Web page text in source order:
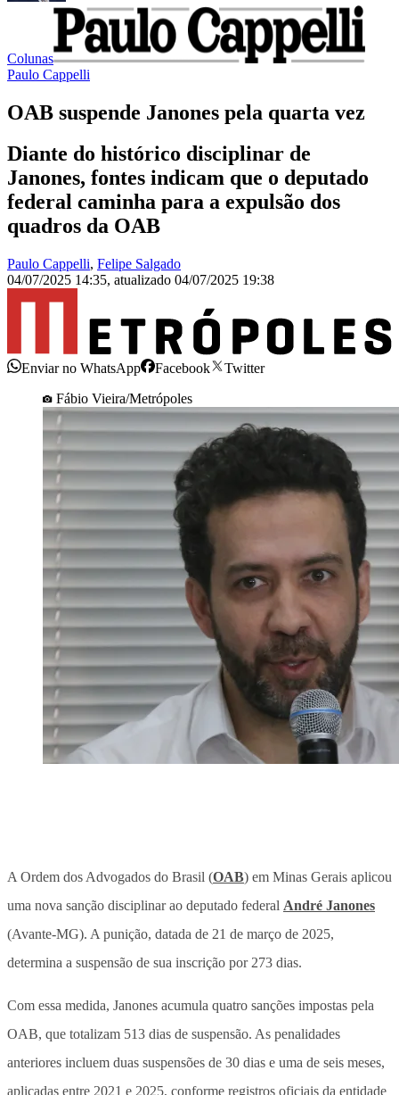
Colunas
Paulo Cappelli
OAB suspende Janones pela quarta vez
Diante do histórico disciplinar de
Janones, fontes indicam que o deputado
federal caminha para a expulsão dos
quadros da OAB
Paulo Cappelli, Felipe Salgado
04/07/2025 14:35, atualizado 04/07/2025 19:38
Enviar no WhatsApp Facebook
Twitter
Fábio Vieira/Metrópoles
A Ordem dos Advogados do Brasil (OAB) em Minas Gerais aplicou
uma nova sanção disciplinar ao deputado federal André Janones
(Avante-MG). A punição, datada de 21 de março de 2025,
determina a suspensão de sua inscrição por 273 dias.
Com essa medida, Janones acumula quatro sanções impostas pela
OAB, que totalizam 513 dias de suspensão. As penalidades
anteriores incluem duas suspensões de 30 dias e uma de seis meses,
aplicadas entre 2021 e 2025, conforme registros oficiais da entidade